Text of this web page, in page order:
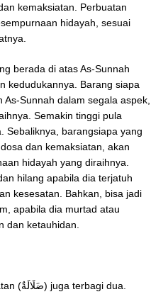
kemaksiatan. Perbuatan
hidayah, sesuai
berada di atas As-Sunnah
kedudukannya. Barang siapa
Sunnah dalam segala aspek,
Semakin tinggi pula
Sebaliknya, barangsiapa yang
dan kemaksiatan, akan
hidayah yang diraihnya.
hilang apabila dia terjatuh
kesesatan. Bahkan, bisa jadi
apabila dia murtad atau
dan ketauhidan.
Sebagaimana hidayah, kesesatan (ضَلَالَةٌ) juga terbagi dua.